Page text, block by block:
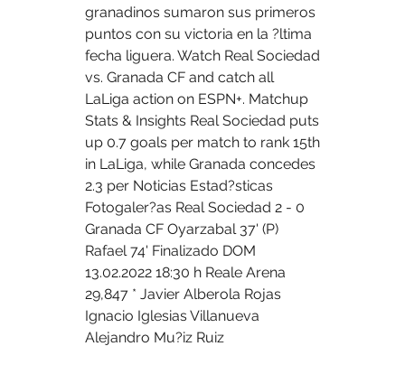
granadinos sumaron sus primeros
puntos con su victoria en la ?ltima
fecha liguera. Watch Real Sociedad
vs. Granada CF and catch all
LaLiga action on ESPN+. Matchup
Stats & Insights Real Sociedad puts
up 0.7 goals per match to rank 15th
in LaLiga, while Granada concedes
2.3 per Noticias Estad?sticas
Fotogaler?as Real Sociedad 2 - 0
Granada CF Oyarzabal 37' (P)
Rafael 74' Finalizado DOM
13.02.2022 18:30 h Reale Arena
29,847 * Javier Alberola Rojas
Ignacio Iglesias Villanueva
Alejandro Mu?iz Ruiz